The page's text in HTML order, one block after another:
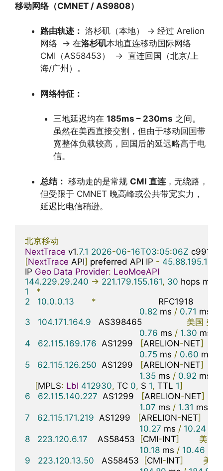
移动网络（CMNET / AS9808）
路由轨迹： 洛杉矶（本地） → 经过 Arelion
网络 → 在洛杉矶本地直连移动国际网络
CMI（AS58453） → 直连回国（北京/上
海/广州）。
网络特征：
三地延迟均在 185ms – 230ms 之间。
虽然在美西直接交割，但由于移动回国带
宽整体负载较高，回国后的延迟略高于电
信。
总结： 移动走的是常规 CMI 直连 ，无绕路，
但受限于 CMNET 晚高峰或公共带宽实力，
延迟比电信稍逊。
北京移动
NextTrace v1.7.1 2026-06-16T03:05:06Z
[NextTrace API] preferred API IP - 45.88.195.154
IP Geo Data Provider: LeoMoeAPI
144.229.29.240 -> 221.179.155.161, 30 hops max
1
*
2
10.0.0.13 *
                         RFC1918
0.82 ms / 0.71 ms
3
104.171.164.9
   AS398465
美国 弗
0.76 ms / 1.30 ms
4
62.115.169.176
  AS1299
[ARELION-NET]
0.75 ms / 0.60 ms
5
62.115.126.250
  AS1299
[ARELION-NET]
1.35 ms / 0.92 ms
[MPLS: Lbl 412930, TC 0, S 1, TTL 1]
6
62.115.140.227
  AS1299
[ARELION-NET]
1.07 ms / 1.31 ms
7
62.115.171.219
  AS1299
[ARELION-NET]
10.27 ms / 10.24
8
223.120.6.17
    AS58453
[CMI-INT] 美国
10.18 ms / 10.46
9
223.120.13.50
   AS58453
[CMI-INT] 美国